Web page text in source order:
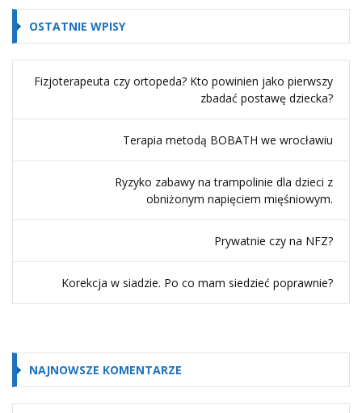
OSTATNIE WPISY
Fizjoterapeuta czy ortopeda? Kto powinien jako pierwszy
zbadać postawę dziecka?
Terapia metodą BOBATH we wrocławiu
Ryzyko zabawy na trampolinie dla dzieci z
obniżonym napięciem mięśniowym.
Prywatnie czy na NFZ?
Korekcja w siadzie. Po co mam siedzieć poprawnie?
NAJNOWSZE KOMENTARZE